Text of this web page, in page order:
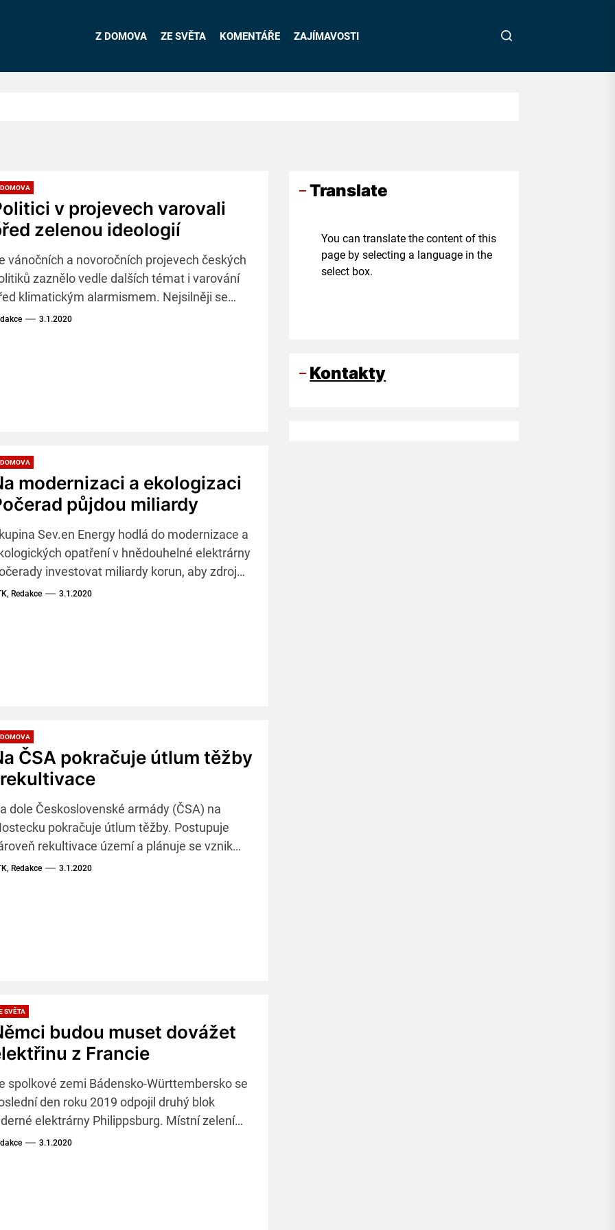
Z DOMOVA ZE SVĚTA KOMENTÁŘE ZAJÍMAVOSTI
v projevech varovali
zelenou ideologií
vánočních a novoročních projevech českých
zaznělo vedle dalších témat i varování
klimatickým alarmismem. Nejsilněji se
prezident Miloš Zeman a předseda
3.1.2020
modernizaci a ekologizaci
půjdou miliardy
Sev.en Energy hodlá do modernizace a
opatření v hnědouhelné elektrárny
investovat miliardy korun, aby zdroj
stále přísnější limity pro ekologický
Redakce 3.1.2020
ČSA pokračuje útlum těžby
dole Československé armády (ČSA) na
pokračuje útlum těžby. Postupuje
rekultivace území a plánuje se vznik
na místě zbytkové jámy, které bude víc
Redakce 3.1.2020
SVĚTA
budou muset dovážet
z Francie
spolkové zemi Bádensko-Württembersko se
den roku 2019 odpojil druhý blok
elektrárny Philippsburg. Místní zelení
konec jádra v zemi vítají, Německo ale
3.1.2020
Translate
You can translate the content of this
page by selecting a language in the
select box.
Kontakty